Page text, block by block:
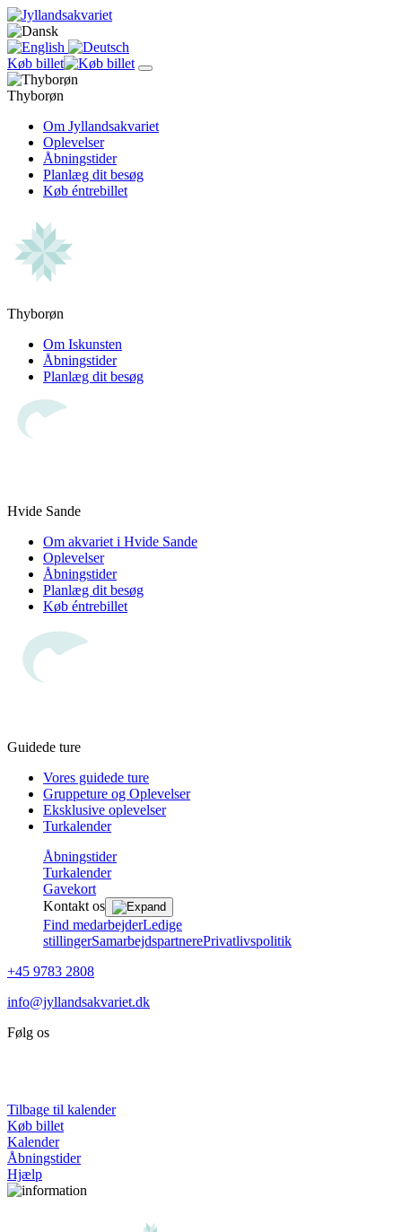
Køb billet
Thyborøn
Om Jyllandsakvariet
Oplevelser
Åbningstider
Planlæg dit besøg
Køb éntrebillet
Thyborøn
Om Iskunsten
Åbningstider
Planlæg dit besøg
Hvide Sande
Om akvariet i Hvide Sande
Oplevelser
Åbningstider
Planlæg dit besøg
Køb éntrebillet
Guidede ture
Vores guidede ture
Gruppeture og Oplevelser
Eksklusive oplevelser
Turkalender
Åbningstider
Turkalender
Gavekort
Kontakt os
Find medarbejderLedige
stillingerSamarbejdspartnerePrivatlivspolitik
+45 9783 2808
info@jyllandsakvariet.dk
Følg os
Tilbage til kalender
Køb billet
Kalender
Åbningstider
Hjælp